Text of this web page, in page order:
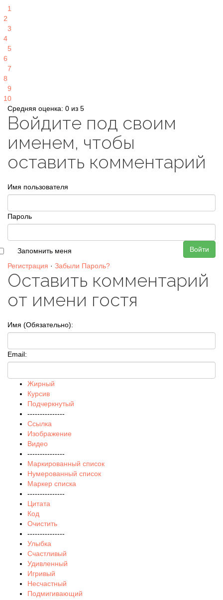
1
2
3
4
5
6
7
8
9
10
Средняя оценка: 0 из 5
Войдите под своим
именем, чтобы
оставить комментарий
Имя пользователя
Пароль
Войти
Запомнить меня
Регистрация · Забыли Пароль?
Оставить комментарий
от имени гостя
Имя (Обязательно):
Email:
Жирный
Курсив
Подчеркнутый
---------------
Ссылка
Изображение
Видео
---------------
Маркированный список
Нумерованный список
Маркер списка
---------------
Цитата
Код
Очистить
---------------
Улыбка
Счастливый
Удивленный
Игривый
Несчастный
Подмигивающий